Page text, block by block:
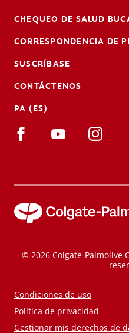
CHEQUEO DE SALUD
CORRESPONDENCIA DE
SUSCRÍBASE
CONTÁCTENOS
PA (ES)
© 2026 Colgate-Palmolive
Condiciones de uso
Política de privacidad
Gestionar mis derechos de